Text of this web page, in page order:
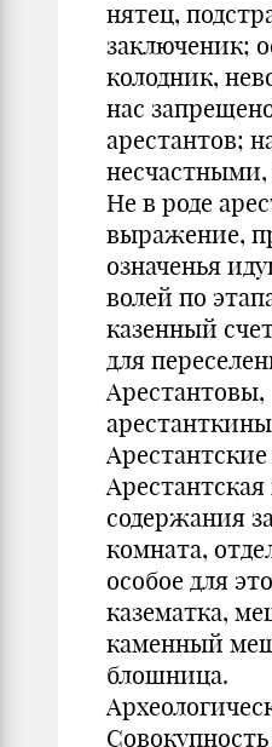
нятец,
заключеник;
колодник,
нас
арестантов;
Не в роде
выражение,
означенья
волей по
казенный
для
Арестантовы,
содержания
комната,
особое для
казематка,
каменный
блошница.